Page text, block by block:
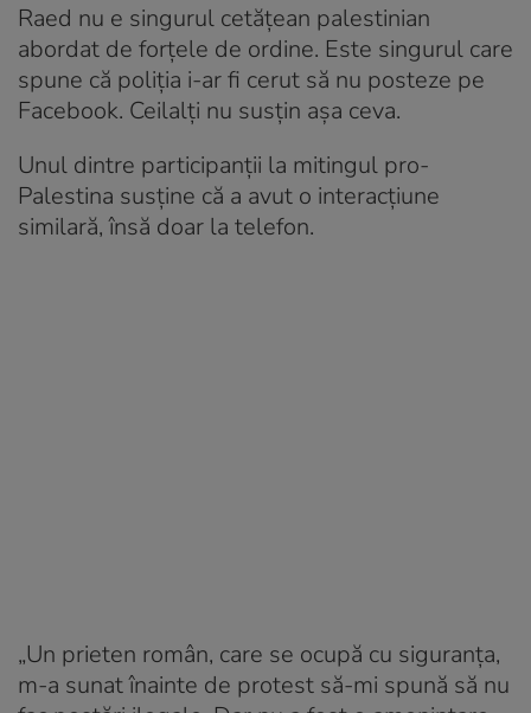
Raed nu e singurul cetăţean palestinian
abordat de forţele de ordine. Este singurul care
spune că poliția i-ar fi cerut să nu posteze pe
Facebook. Ceilalți nu susțin așa ceva.
Unul dintre participanţii la mitingul pro-
Palestina susţine că a avut o interacţiune
similară, însă doar la telefon.
„Un prieten român, care se ocupă cu siguranţa,
m-a sunat înainte de protest să-mi spună să nu